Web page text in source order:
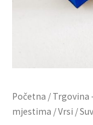
Početna / Trgovina
mjestima /Vrsi /